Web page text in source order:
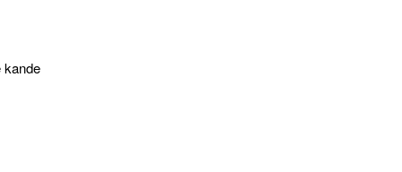
kande